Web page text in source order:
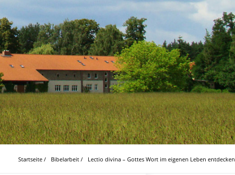
Startseite / Bibelarbeit / Lectio divina – Gottes Wort im eigenen Leben entdecken